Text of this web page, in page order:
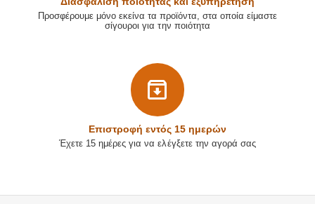
Προσφέρουμε μόνο εκείνα τα προϊόντα, στα οποία είμαστε
σίγουροι για την ποιότητα
Επιστρoφή εντός 15 ημερών
Έχετε 15 ημέρες για να ελέγξετε την αγορά σας